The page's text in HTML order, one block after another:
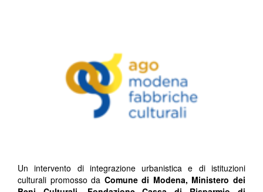
Un intervento di integrazione urbanistica e di istituzioni
culturali promosso da Comune di Modena, Ministero dei